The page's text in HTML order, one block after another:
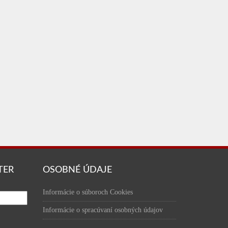
OSOBNÉ ÚDAJE
Informácie o súboroch Cookies
Informácie o spracúvaní osobných údajov